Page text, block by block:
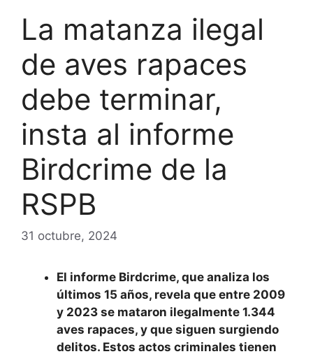
La matanza ilegal
de aves rapaces
debe terminar,
insta al informe
Birdcrime de la
RSPB
31 octubre, 2024
El informe Birdcrime, que analiza los
últimos 15 años, revela que entre 2009
y 2023 se mataron ilegalmente 1.344
aves rapaces, y que siguen surgiendo
delitos. Estos actos criminales tienen